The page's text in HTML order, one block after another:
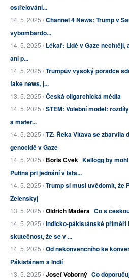
ostřelování...
14. 5. 2025 /Channel 4 News: Trump v
vybombardo...
14. 5. 2025 /Lékař: Lidé v Gaze
ani p...
14. 5. 2025 /Trumpův vysoký poradce
fake news, j...
13. 5. 2025 /Česká oligarchická média
14. 5. 2025 /STEM: Volební model:
a mater...
14. 5. 2025 /TZ: Řeka Vltava se zbarvila
genocidě v Gaze
14. 5. 2025 /Boris Cvek Kellogg by
Putina při jednání v Ista...
14. 5. 2025 /Trump si musí uvědomit, že
Zelenskyj
13. 5. 2025 /Oldřich Maděra Co s
14. 5. 2025 /Indicko-pákistánské příměří
skutečnost, že se v ...
14. 5. 2025 /Od nekonvenčního ke
Pákistánem a Indií
13. 5. 2025 /Josef Voborný Co